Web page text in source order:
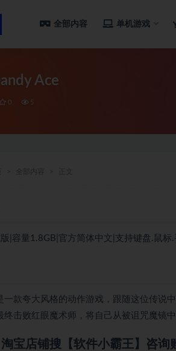
全部内容 单机游戏
Ace
0 5
|容量1.8GB|官方简体中文|支持键盘.鼠标.
一款夸大风格的动作游戏，跟随这位传说
终击败红眼魔术师，将自己从被诅咒魔镜中
淘宝店铺搜【软件小霸王】咨询